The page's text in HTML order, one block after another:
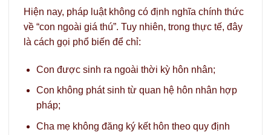
Hiện nay, pháp luật không có định nghĩa chính thức
về “con ngoài giá thú”. Tuy nhiên, trong thực tế, đây
là cách gọi phổ biến để chỉ:
Con được sinh ra ngoài thời kỳ hôn nhân;
Con không phát sinh từ quan hệ hôn nhân hợp
pháp;
Cha mẹ không đăng ký kết hôn theo quy định